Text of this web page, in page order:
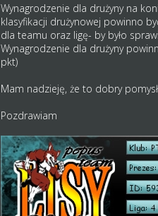
Wynagrodzenie dla drużyny na
klasyfikacji drużynowej powinno
dla teamu oraz ligę- by było
Wynagrodzenie dla drużyny
pkt)
Mam nadzieję, że to dobry
Pozdrawiam